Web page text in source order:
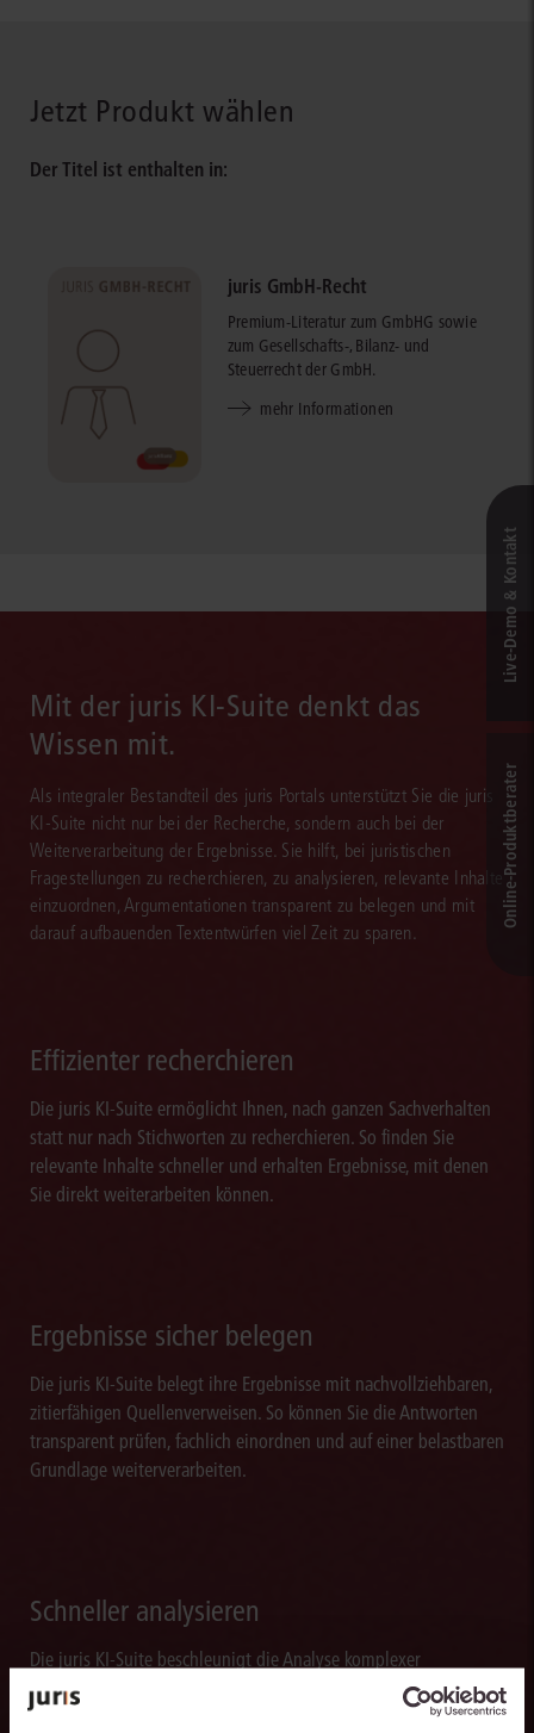
Jetzt Produkt wählen
Der Titel ist enthalten in:
juris GmbH-Recht
Premium-Literatur zum GmbHG sowie
zum Gesellschafts-, Bilanz- und
Steuerrecht der GmbH.
mehr Informationen
Mit der juris KI-Suite denkt das
Wissen mit.
Als integraler Bestandteil des juris Portals unterstützt Sie die juris
KI-Suite nicht nur bei der Recherche, sondern auch bei der
Weiterverarbeitung der Ergebnisse. Sie hilft, bei juristischen
Fragestellungen zu recherchieren, zu analysieren, relevante Inhalte
einzuordnen, Argumentationen transparent zu belegen und mit
darauf aufbauenden Textentwürfen viel Zeit zu sparen.
Effizienter recherchieren
Die juris KI-Suite ermöglicht Ihnen, nach ganzen Sachverhalten
statt nur nach Stichworten zu recherchieren. So finden Sie
relevante Inhalte schneller und erhalten Ergebnisse, mit denen
Sie direkt weiterarbeiten können.
Ergebnisse sicher belegen
Die juris KI-Suite belegt ihre Ergebnisse mit nachvollziehbaren,
zitierfähigen Quellenverweisen. So können Sie die Antworten
transparent prüfen, fachlich einordnen und auf einer belastbaren
Grundlage weiterverarbeiten.
Schneller analysieren
Die juris KI-Suite beschleunigt die Analyse komplexer
juristischer Fragestellungen. Sie hilft dabei, Sachverhalte
einzuordnen, Zusammenhänge zu erkennen und belastbare
Live‑Demo & Kontakt
Online-Produkt­berater